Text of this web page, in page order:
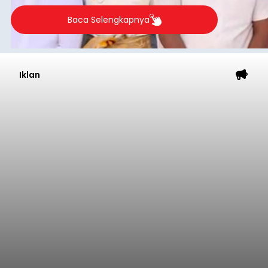
Baca Selengkapnya
Iklan